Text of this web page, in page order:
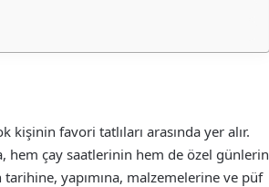
favori tatlıları arasında yer alır.
hem çay saatlerinin hem de özel günlerin
yapımına, malzemelerine ve püf